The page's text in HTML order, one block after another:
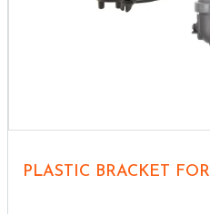
PLASTIC BRACKET